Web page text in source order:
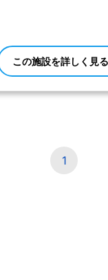
この施設を詳しく見る
1